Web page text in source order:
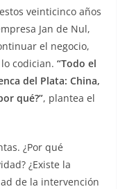
veinticinco años
Jan de Nul,
el negocio,
codician. “Todo el
del Plata: China,
qué?”, plantea el
¿Por qué
¿Existe la
de la intervención